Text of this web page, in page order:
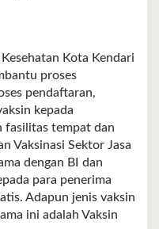
Kota Kendari
proses
pendaftaran,
kepada
fasilitas tempat dan
Vaksinasi Sektor Jasa
dengan BI dan
para penerima
Adapun jenis vaksin
ini adalah Vaksin